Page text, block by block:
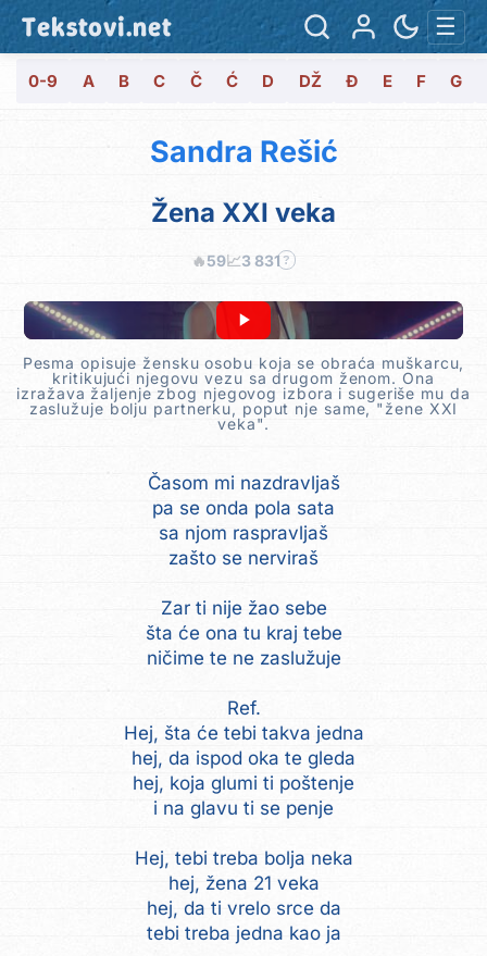
Tekstovi.net ☰
0-9 A B C Č Ć D DŽ Đ E F G
Sandra Rešić
Žena XXI veka
🔥59📈3 831 ?
Pesma opisuje žensku osobu koja se obraća muškarcu,
kritikujući njegovu vezu sa drugom ženom. Ona
izražava žaljenje zbog njegovog izbora i sugeriše mu da
zaslužuje bolju partnerku, poput nje same, "žene XXI
veka".
Časom mi nazdravljaš
pa se onda pola sata
sa njom raspravljaš
zašto se nerviraš
Zar ti nije žao sebe
šta će ona tu kraj tebe
ničime te ne zaslužuje
Ref.
Hej, šta će tebi takva jedna
hej, da ispod oka te gleda
hej, koja glumi ti poštenje
i na glavu ti se penje
Hej, tebi treba bolja neka
hej, žena 21 veka
hej, da ti vrelo srce da
tebi treba jedna kao ja